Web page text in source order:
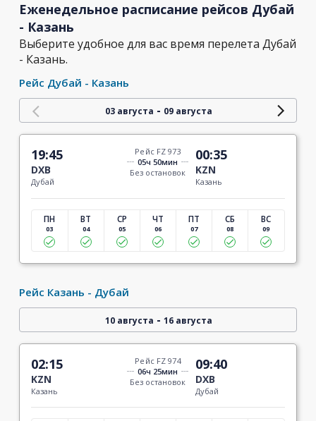
Еженедельное расписание рейсов Дубай
- Казань
Выберите удобное для вас время перелета Дубай
- Казань.
Рейс Дубай - Казань
03 августа - 09 августа
19:45
DXB
Дубай
Рейс FZ 973
05ч 50мин
Без остановок
00:35
KZN
Казань
ПН
03
ВТ
04
СР
05
ЧТ
06
ПТ
07
СБ
08
ВС
09
Рейс Казань - Дубай
10 августа - 16 августа
02:15
KZN
Казань
Рейс FZ 974
06ч 25мин
Без остановок
09:40
DXB
Дубай